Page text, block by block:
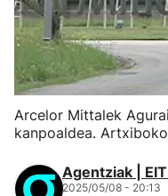
Arcelor Mittalek
kanpoaldea.
Agentziak |
2025/05/08 - 20:13